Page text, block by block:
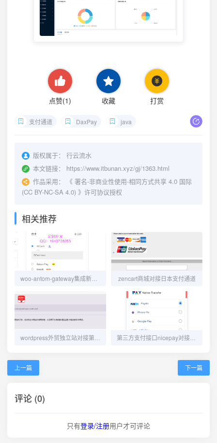
点赞(1) 收藏 打赏
支付通道 DaxPay java
版权属于：
行云流水
本文链接：
https://www.itbunan.xyz/gj/1363.html
作品采用：
《 署名-非商业性使用-相同方式共享 4.0 国际
(CC BY-NC-SA 4.0) 》许可协议授权
相关推荐
zencart商城对接日本支付通道
上一篇 下一篇
评论 (0)
只有登录/注册用户才可评论